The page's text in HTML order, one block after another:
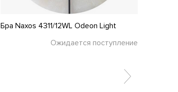
Бра Naxos 4311/12WL Odeon Light
Ожидается поступление